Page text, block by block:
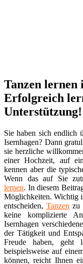
Tanzen lernen
Erfolgreich
Unterstützung!
Sie haben sich endlich
Isernhagen? Dann
sie herzliche
einer Hochzeit, auf
kennen aber die
Wenn das auf Sie
lernen. In diesem
Möglichkeiten. Wichtig
entscheiden,Tanzen zu
keine komplizierte
Isernhagen
der Tätigkeit und
Freude haben,
beispielsweise auf
können, reicht Ihnen